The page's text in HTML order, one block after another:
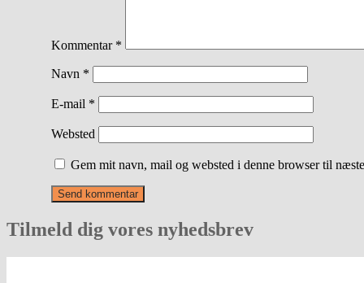
Kommentar *
Navn *
E-mail *
Websted
Gem mit navn, mail og websted i denne browser til
Tilmeld dig vores nyhedsbrev